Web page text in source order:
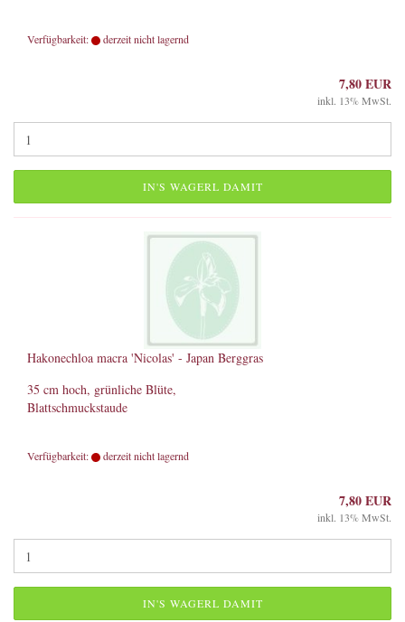
Verfügbarkeit: derzeit nicht lagernd
7,80 EUR
inkl. 13% MwSt.
IN'S WAGERL DAMIT
Hakonechloa macra 'Nicolas' - Japan Berggras
35 cm hoch, grünliche Blüte,
Blattschmuckstaude
Verfügbarkeit: derzeit nicht lagernd
7,80 EUR
inkl. 13% MwSt.
IN'S WAGERL DAMIT